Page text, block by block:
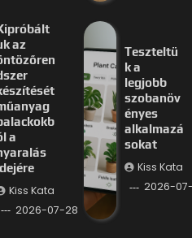
az
a
Kiss Kata
2026-07-28
Teszteltü
k a
legjobb
szobanöv
ényes
alkalmazá
sokat
Kiss Kata
2026-